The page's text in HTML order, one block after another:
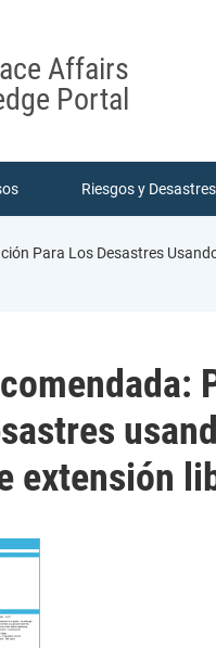
Affairs
Portal
Riesgos y Desastres
Para Los Desastres
extensión